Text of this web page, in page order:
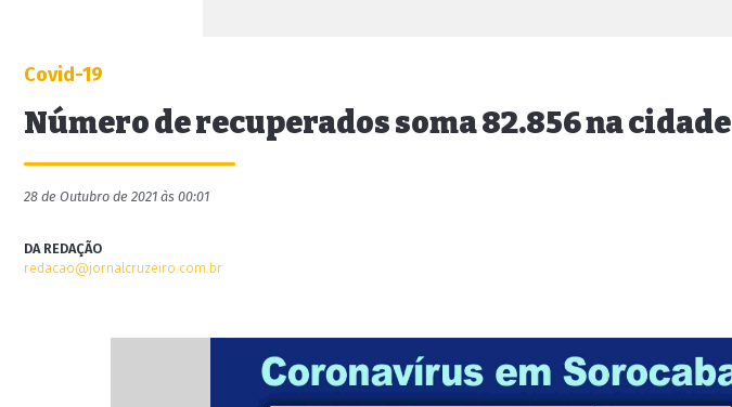
Covid-19
Número de recuperados soma 82.856 na cidade
28 de Outubro de 2021 às 00:01
DA REDAÇÃO
redacao@jornalcruzeiro.com.br